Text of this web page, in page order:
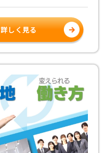
詳しく見る